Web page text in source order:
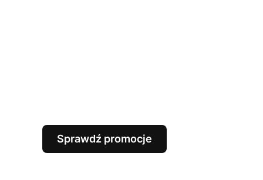
Sprawdź promocje